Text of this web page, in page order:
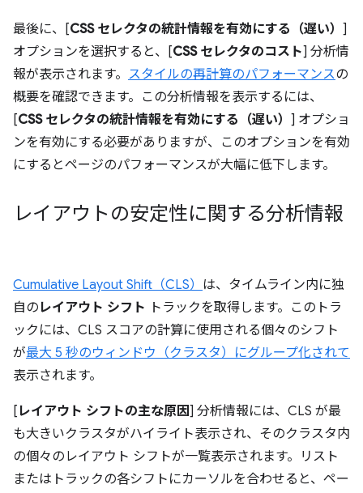
最後に、[CSS セレクタの統計情報を有効にする（遅い） ]
オプションを選択すると、[CSS セレクタのコスト] 分析情
報が表示されます。 スタイルの再計算のパフォーマンスの
概要を確認できます。この分析情報を表示するには、
[CSS セレクタの統計情報を有効にする（遅い） ] オプショ
ンを有効にする必要がありますが、このオプションを有効
にするとページのパフォーマンスが大幅に低下します。
レイアウトの安定性に関する分析情報
Cumulative Layout Shift（CLS） は、タイムライン内に独
自の レイアウト シフト トラックを取得します。このトラ
ックには、CLS スコアの計算に使用される個々のシフト
が最大 5 秒のウィンドウ（クラスタ）にグループ化されて
表示されます。
[ レイアウト シフトの主な原因 ] 分析情報には、CLS が最
も大きいクラスタがハイライト表示され、そのクラスタ内
の個々のレイアウト シフトが一覧表示されます。リスト
またはトラックの各シフトにカーソルを合わせると、ペー